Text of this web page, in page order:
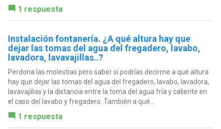
1 respuesta
Instalación fontanería. ¿A qué altura hay que
dejar las tomas del agua del fregadero, lavabo,
lavadora, lavavajillas..?
Perdona las molestias pero saber si podrías decirme a qué altura
hay que dejar las tomas del agua del fregadero, lavabo, lavadora,
lavavajillas y la distancia entre la toma del agua fría y caliente en
el caso del lavabo y fregadero. También a qué...
1 respuesta